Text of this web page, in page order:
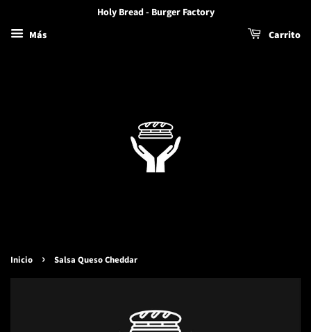
Holy Bread - Burger Factory
Más
Carrito
Inicio › Salsa Queso Cheddar